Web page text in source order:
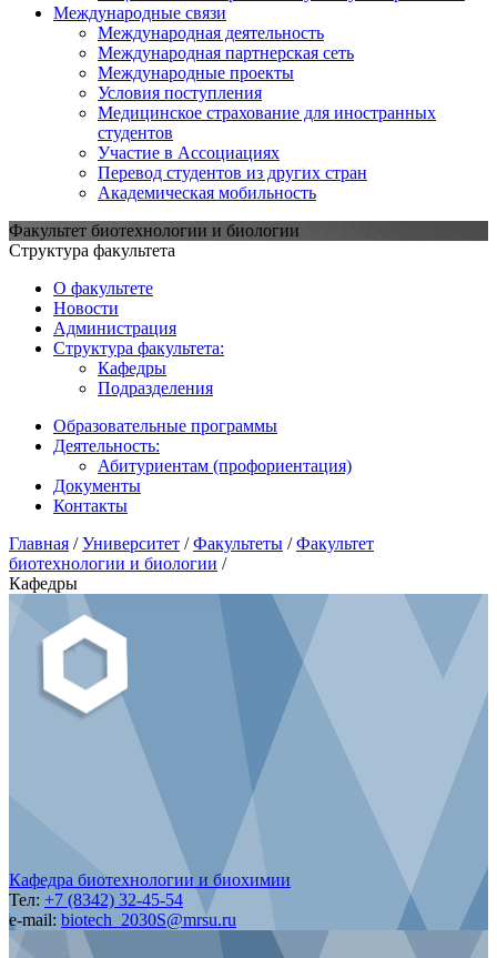
Международные связи
Международная деятельность
Международная партнерская сеть
Международные проекты
Условия поступления
Медицинское страхование для иностранных
студентов
Участие в Ассоциациях
Перевод студентов из других стран
Академическая мобильность
Факультет биотехнологии и биологии
Структура факультета
О факультете
Новости
Администрация
Структура факультета:
Кафедры
Подразделения
Образовательные программы
Деятельность:
Абитуриентам (профориентация)
Документы
Контакты
Главная /Университет /Факультеты /Факультет
биотехнологии и биологии /
Кафедры
Кафедра биотехнологии и биохимии
Тел: +7 (8342) 32-45-54
e-mail: biotech_2030S@mrsu.ru